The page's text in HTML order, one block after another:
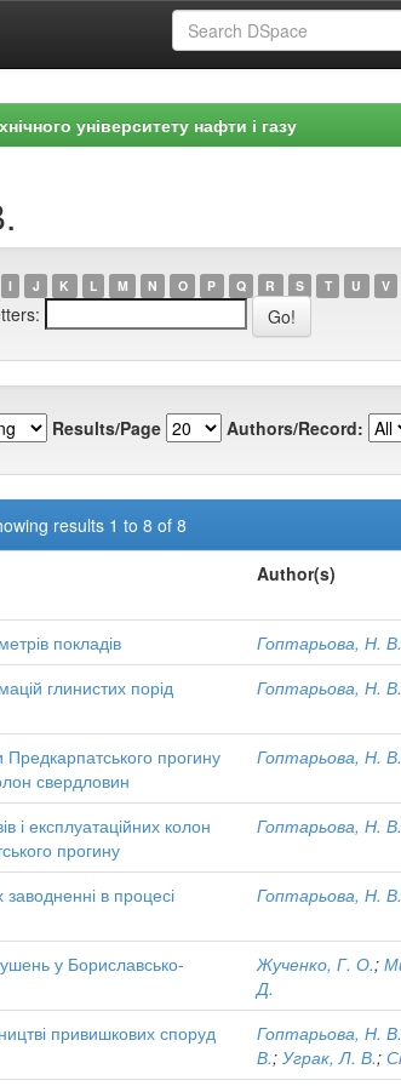
університету нафти і газу
I J K L M N O P Q R S T U V
Results/Page Authors/Record:
results 1 to 8 of 8
Author(s)
покладів
Гоптарьова, Н. В.
глинистих порід
Гоптарьова, Н. В.
прогину
свердловин
Гоптарьова, Н. В.
і експлуатаційних колон
прогину
Гоптарьова, Н. В.
в процесі
Гоптарьова, Н. В.
у Бориславсько-
Жученко, Г. О.;
Д.
привишкових споруд
Гоптарьова, Н. В.
В.; Уграк, Л. В.;